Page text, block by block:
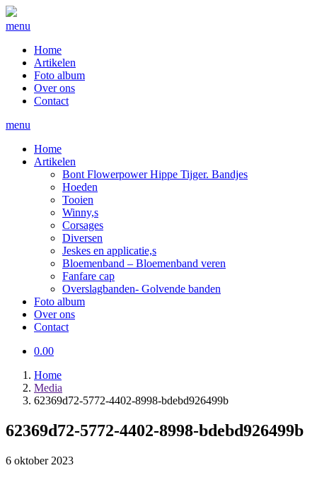
menu
Home
Artikelen
Foto album
Over ons
Contact
menu
Home
Artikelen
Bont Flowerpower Hippe Tijger. Bandjes
Hoeden
Tooien
Winny,s
Corsages
Diversen
Jeskes en applicatie,s
Bloemenband – Bloemenband veren
Fanfare cap
Overslagbanden- Golvende banden
Foto album
Over ons
Contact
0.00
Home
Media
62369d72-5772-4402-8998-bdebd926499b
62369d72-5772-4402-8998-bdebd926499b
6 oktober 2023